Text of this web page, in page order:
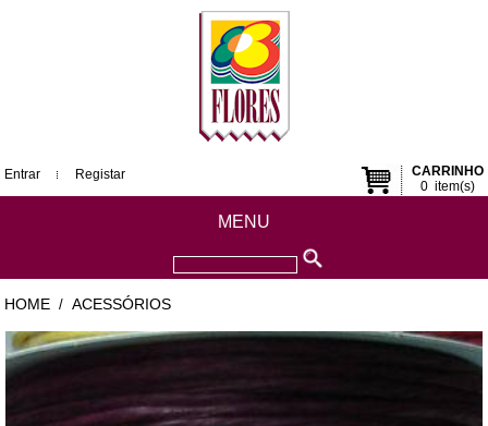
CARRINHO
0item(s)
Entrar Registar
MENU
HOME / ACESSÓRIOS